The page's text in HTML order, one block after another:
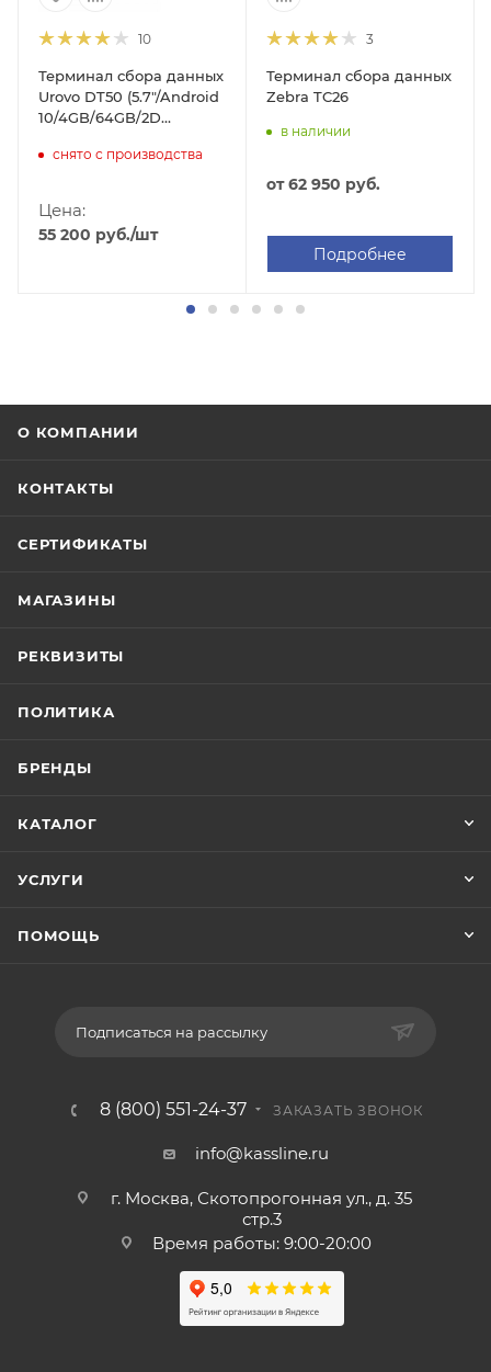
10
Терминал сбора данных
Urovo DT50 (5.7"/Android
10/4GB/64GB/2D
N6703/WIFI/BT/2G/4G(LTE)/GSM/GPS/NFC/Camera/IP67/
снято с производства
Цена:
55 200 руб./шт
3
Терминал сбора данных
Zebra TC26
в наличии
от62 950 руб.
Подробнее
О КОМПАНИИ
КОНТАКТЫ
СЕРТИФИКАТЫ
МАГАЗИНЫ
РЕКВИЗИТЫ
ПОЛИТИКА
БРЕНДЫ
КАТАЛОГ
УСЛУГИ
ПОМОЩЬ
Подписаться на рассылку
8 (800) 551-24-37 ЗАКАЗАТЬ ЗВОНОК
info@kassline.ru
г. Москва, Скотопрогонная ул., д. 35
стр.3
Время работы: 9:00-20:00